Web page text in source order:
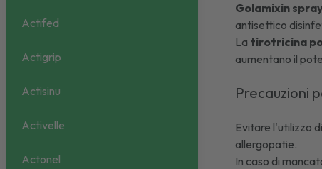
Actifed
Actigrip
Actisinu
Activelle
Actonel
Golamixin spray
antisettico
La tirotricina
aumentano il
Precauzioni
Evitare l'utilizzo di
allergopatie.
In caso di